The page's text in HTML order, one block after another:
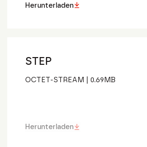
Herunterladen
STEP
OCTET-STREAM 0.69MB
Herunterladen